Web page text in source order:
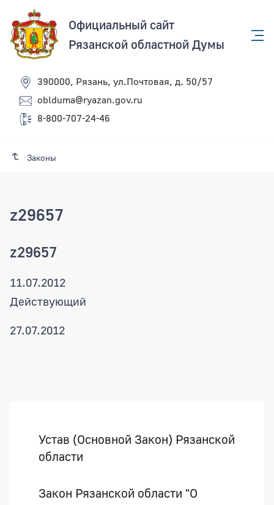
Официальный сайт
Рязанской областной Думы
390000, Рязань, ул.Почтовая, д. 50/57
oblduma@ryazan.gov.ru
8-800-707-24-46
Законы
z29657
z29657
11.07.2012
Действующий
27.07.2012
Устав (Основной Закон) Рязанской
области
Закон Рязанской области "О